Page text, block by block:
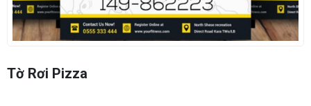
Tờ Rơi Pizza